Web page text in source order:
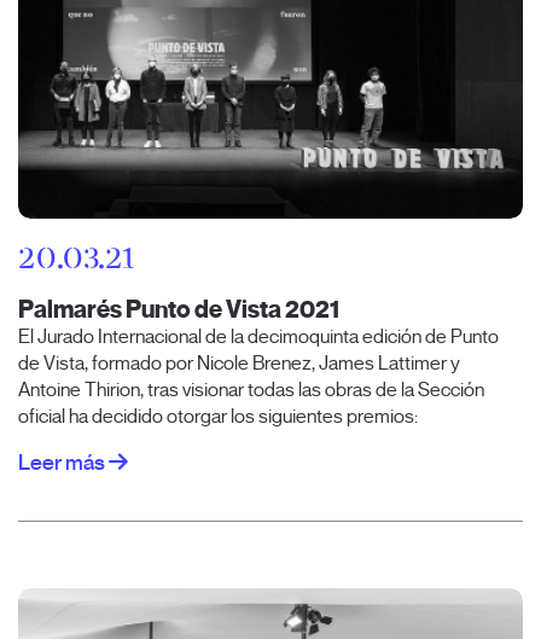
20.03.21
Palmarés Punto de Vista 2021
El Jurado Internacional de la decimoquinta edición de Punto
de Vista, formado por Nicole Brenez, James Lattimer y
Antoine Thirion, tras visionar todas las obras de la Sección
oficial ha decidido otorgar los siguientes premios:
Leer más